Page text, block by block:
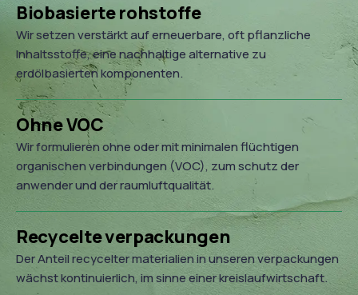
Biobasierte rohstoffe
Wir setzen verstärkt auf erneuerbare, oft pflanzliche
Inhaltsstoffe, eine nachhaltige alternative zu
erdölbasierten komponenten.
Ohne VOC
Wir formulieren ohne oder mit minimalen flüchtigen
organischen verbindungen (VOC), zum schutz der
anwender und der raumluftqualität.
Recycelte verpackungen
Der Anteil recycelter materialien in unseren verpackungen
wächst kontinuierlich, im sinne einer kreislaufwirtschaft.